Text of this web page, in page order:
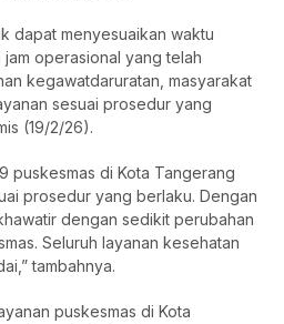
dapat menyesuaikan waktu
operasional yang telah
kegawatdaruratan, masyarakat
sesuai prosedur yang
(19/2/26).
puskesmas di Kota Tangerang
prosedur yang berlaku. Dengan
dengan sedikit perubahan
Seluruh layanan kesehatan
tambahnya.
puskesmas di Kota